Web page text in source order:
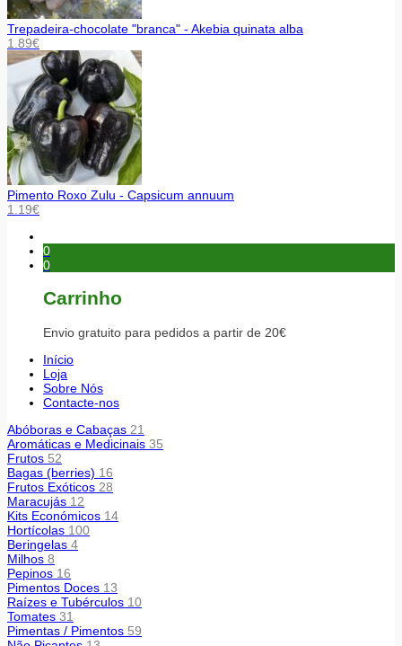
Trepadeira-chocolate "branca" - Akebia quinata alba
1.89€
Pimento Roxo Zulu - Capsicum annuum
1.19€
0
0
Carrinho
Envio gratuito para pedidos a partir de 20€
Início
Loja
Sobre Nós
Contacte-nos
Abóboras e Cabaças 21
Aromáticas e Medicinais 35
Frutos 52
Bagas (berries) 16
Frutos Exóticos 28
Maracujás 12
Kits Económicos 14
Hortícolas 100
Beringelas 4
Milhos 8
Pepinos 16
Pimentos Doces 13
Raízes e Tubérculos 10
Tomates 31
Pimentas / Pimentos 59